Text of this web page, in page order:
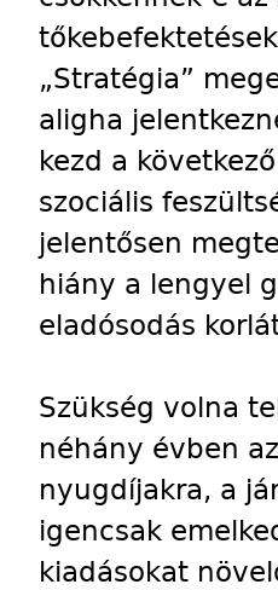
„Stratégia”
aligha
kezd a
szociális
jelentősen
hiány a lengyel
eladósodás
Szükség volna
néhány évben
nyugdíjakra, a
igencsak
kiadásokat